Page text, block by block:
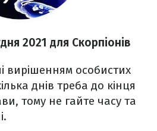
2021 для Скорпіонів
вирішенням особистих
днів треба до кінця
тому не гайте часу та